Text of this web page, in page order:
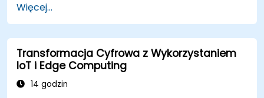
urządzeniach brzegowych dla aplikacji IoT.
Wdrożyć przetwarzanie danych i
podejmowanie decyzji w czasie rzeczywistym
w systemach IoT.
Zintegrować Edge AI z różnymi protokołami i
platformami IoT.
Więcej...
Transformacja Cyfrowa z Wykorzystaniem
IoT i Edge Computing
14 godzin